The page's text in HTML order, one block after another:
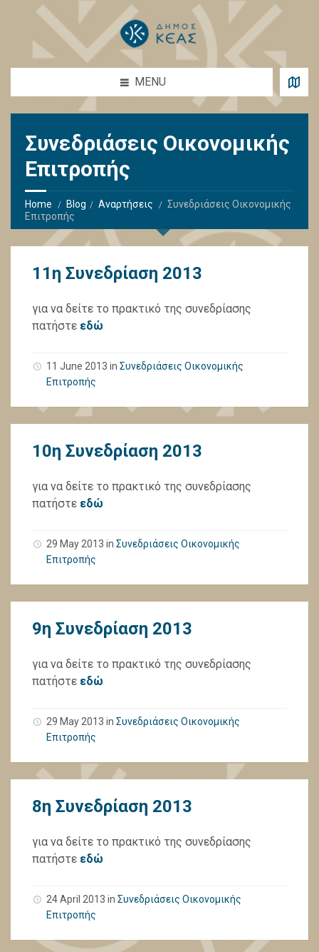
MENU
Συνεδριάσεις Οικονομικής
Επιτροπής
Home Blog Αναρτήσεις
Συνεδριάσεις Οικονομικής
Επιτροπής
11η Συνεδρίαση 2013
για να δείτε το πρακτικό της συνεδρίασης
πατήστε εδώ
11 June 2013 in Συνεδριάσεις Οικονομικής
Επιτροπής
10η Συνεδρίαση 2013
για να δείτε το πρακτικό της συνεδρίασης
πατήστε εδώ
29 May 2013 in Συνεδριάσεις Οικονομικής
Επιτροπής
9η Συνεδρίαση 2013
για να δείτε το πρακτικό της συνεδρίασης
πατήστε εδώ
29 May 2013 in Συνεδριάσεις Οικονομικής
Επιτροπής
8η Συνεδρίαση 2013
για να δείτε το πρακτικό της συνεδρίασης
πατήστε εδώ
24 April 2013 in Συνεδριάσεις Οικονομικής
Επιτροπής